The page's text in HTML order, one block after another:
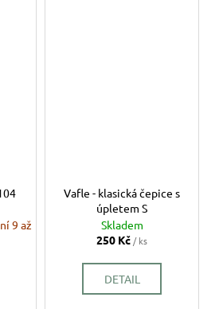
9 až
Vafle - klasická čepice s
úpletem S
Skladem
250 Kč/ ks
DETAIL